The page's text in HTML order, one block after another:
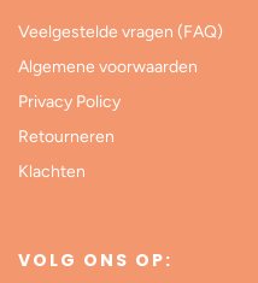
Veelgestelde vragen (FAQ)
Algemene voorwaarden
Privacy Policy
Retourneren
Klachten
VOLG ONS OP: